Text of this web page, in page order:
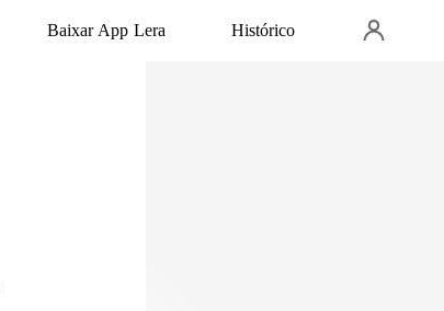
Baixar App Lera Histórico